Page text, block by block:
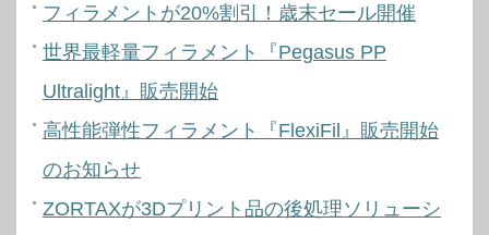
フィラメントが20%割引！歳末セール開催
世界最軽量フィラメント『Pegasus PP
Ultralight』販売開始
高性能弾性フィラメント『FlexiFil』販売開始
のお知らせ
ZORTAXが3Dプリント品の後処理ソリューシ